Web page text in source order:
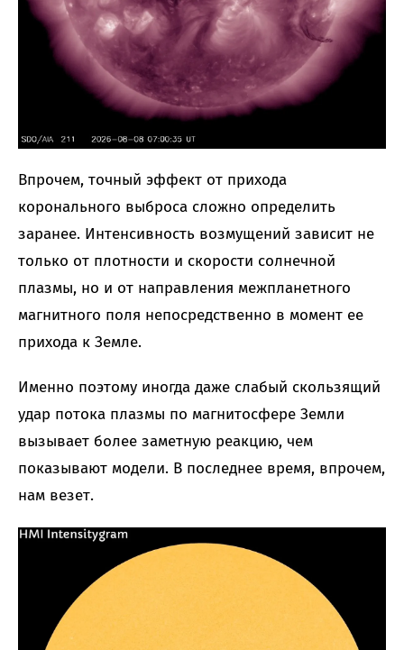
Впрочем, точный эффект от прихода
коронального выброса сложно определить
заранее. Интенсивность возмущений зависит не
только от плотности и скорости солнечной
плазмы, но и от направления межпланетного
магнитного поля непосредственно в момент ее
прихода к Земле.
Именно поэтому иногда даже слабый скользящий
удар потока плазмы по магнитосфере Земли
вызывает более заметную реакцию, чем
показывают модели. В последнее время, впрочем,
нам везет.